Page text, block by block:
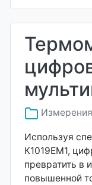
Измерения
Используя
К1019ЕМ1,
превратить в
повышенной